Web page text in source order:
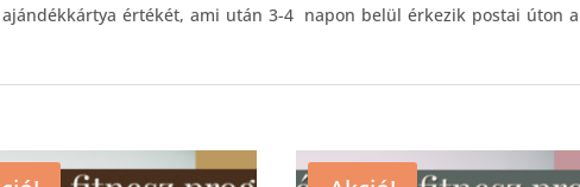
értékét, ami után 3-4 napon belül érkezik postai úton a